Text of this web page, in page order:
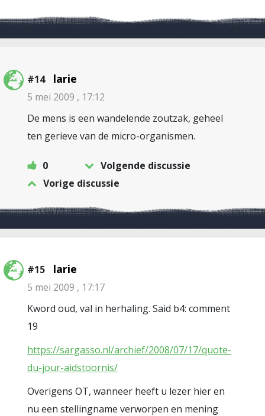
#14 larie
5 mei 2009 , 17:12
De mens is een wandelende zoutzak, geheel
ten gerieve van de micro-organismen.
0
Volgende discussie
Vorige discussie
#15 larie
5 mei 2009 , 17:17
Kword oud, val in herhaling. Said b4: comment
19
https://sargasso.nl/archief/2008/07/17/quote-
du-jour-aidstoornis/
Overigens OT, wanneer heeft u lezer hier en
nu een stellingname verworpen en mening